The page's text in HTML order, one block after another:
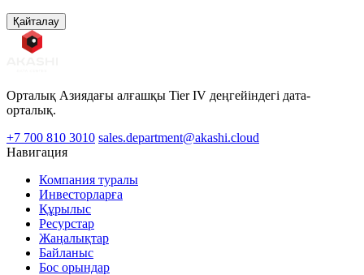
Қайталау
Орталық Азиядағы алғашқы Tier IV деңгейіндегі дата-
орталық.
+7 700 810 3010 sales.department@akashi.cloud
Навигация
Компания туралы
Инвесторларға
Құрылыс
Ресурстар
Жаңалықтар
Байланыс
Бос орындар